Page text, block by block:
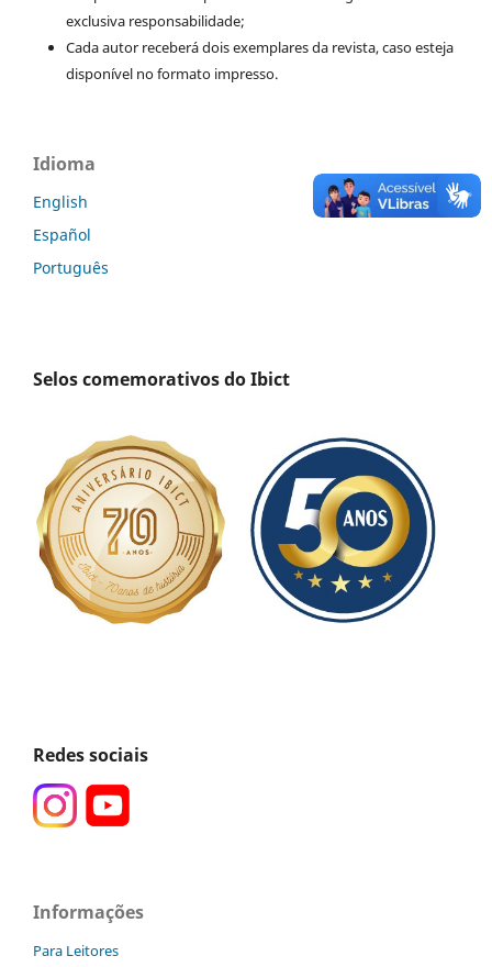
exclusiva responsabilidade;
Cada autor receberá dois exemplares da revista, caso esteja
disponível no formato impresso.
Idioma
English
Español
Português
Selos comemorativos do Ibict
Redes sociais
Informações
Para Leitores